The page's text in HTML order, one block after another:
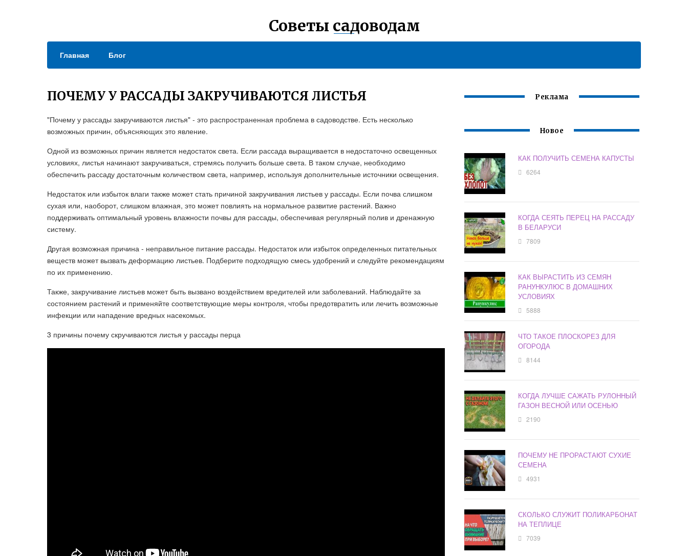
Советы садоводам
Главная Блог
ПОЧЕМУ У РАССАДЫ ЗАКРУЧИВАЮТСЯ ЛИСТЬЯ
"Почему у рассады закручиваются листья" - это распространенная проблема в садоводстве. Есть несколько
возможных причин, объясняющих это явление.
Одной из возможных причин является недостаток света. Если рассада выращивается в недостаточно освещенных
условиях, листья начинают закручиваться, стремясь получить больше света. В таком случае, необходимо
обеспечить рассаду достаточным количеством света, например, используя дополнительные источники освещения.
Недостаток или избыток влаги также может стать причиной закручивания листьев у рассады. Если почва слишком
сухая или, наоборот, слишком влажная, это может повлиять на нормальное развитие растений. Важно
поддерживать оптимальный уровень влажности почвы для рассады, обеспечивая регулярный полив и дренажную
систему.
Другая возможная причина - неправильное питание рассады. Недостаток или избыток определенных питательных
веществ может вызвать деформацию листьев. Подберите подходящую смесь удобрений и следуйте рекомендациям
по их применению.
Также, закручивание листьев может быть вызвано воздействием вредителей или заболеваний. Наблюдайте за
состоянием растений и применяйте соответствующие меры контроля, чтобы предотвратить или лечить возможные
инфекции или нападение вредных насекомых.
3 причины почему скручиваются листья у рассады перца
Реклама
Новое
КАК ПОЛУЧИТЬ СЕМЕНА КАПУСТЫ
6264
КОГДА СЕЯТЬ ПЕРЕЦ НА РАССАДУ
В БЕЛАРУСИ
7809
КАК ВЫРАСТИТЬ ИЗ СЕМЯН
РАНУНКУЛЮС В ДОМАШНИХ
УСЛОВИЯХ
5888
ЧТО ТАКОЕ ПЛОСКОРЕЗ ДЛЯ
ОГОРОДА
8144
КОГДА ЛУЧШЕ САЖАТЬ РУЛОННЫЙ
ГАЗОН ВЕСНОЙ ИЛИ ОСЕНЬЮ
2190
ПОЧЕМУ НЕ ПРОРАСТАЮТ СУХИЕ
СЕМЕНА
4931
СКОЛЬКО СЛУЖИТ ПОЛИКАРБОНАТ
НА ТЕПЛИЦЕ
7039